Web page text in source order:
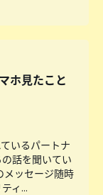
ホ見たこと
いるパートナ
話を聞いてい
メッセージ随時
ィ...